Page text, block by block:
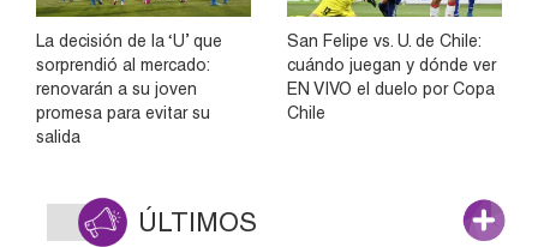
La decisión de la ‘U’ que
sorprendió al mercado:
renovarán a su joven
promesa para evitar su
salida
San Felipe vs. U. de Chile:
cuándo juegan y dónde ver
EN VIVO el duelo por Copa
Chile
ÚLTIMOS